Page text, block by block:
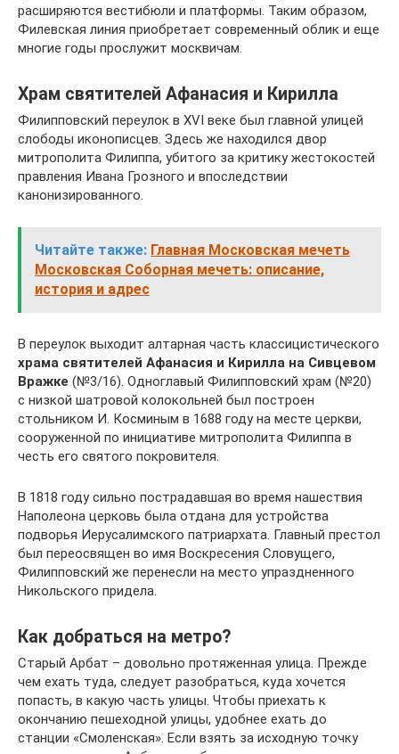
расширяются вестибюли и платформы. Таким образом,
Филевская линия приобретает современный облик и еще
многие годы прослужит москвичам.
Храм святителей Афанасия и Кирилла
Филипповский переулок в XVI веке был главной улицей
слободы иконописцев. Здесь же находился двор
митрополита Филиппа, убитого за критику жестокостей
правления Ивана Грозного и впоследствии
канонизированного.
Читайте также: Главная Московская мечеть
Московская Соборная мечеть: описание,
история и адрес
В переулок выходит алтарная часть классицистического
храма святителей Афанасия и Кирилла на Сивцевом
Вражке (№3/16). Одноглавый Филипповский храм (№20)
с низкой шатровой колокольней был построен
стольником И. Косминым в 1688 году на месте церкви,
сооруженной по инициативе митрополита Филиппа в
честь его святого покровителя.
В 1818 году сильно пострадавшая во время нашествия
Наполеона церковь была отдана для устройства
подворья Иерусалимского патриархата. Главный престол
был переосвящен во имя Воскресения Словущего,
Филипповский же перенесли на место упраздненного
Никольского придела.
Как добраться на метро?
Старый Арбат – довольно протяженная улица. Прежде
чем ехать туда, следует разобраться, куда хочется
попасть, в какую часть улицы. Чтобы приехать к
окончанию пешеходной улицы, удобнее ехать до
станции «Смоленская». Если взять за исходную точку